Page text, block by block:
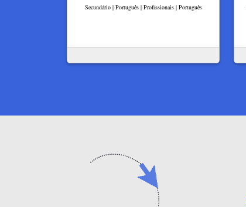
Secundário | Português | Profissionais | Português